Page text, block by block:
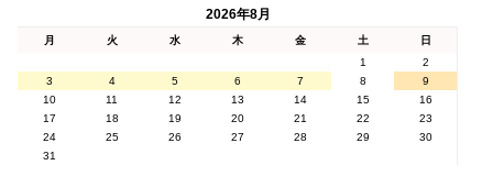
2026年8月
月 火 水 木 金 土
日
1
2
3
4 5 6 7 8
9
10
11 12 13 14 15
16
17
18 19 20 21 22
23
24
25 26 27 28 29
30
31